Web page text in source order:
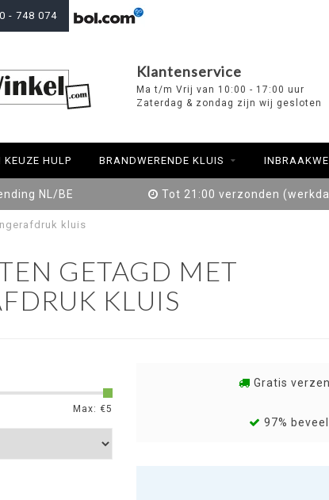
- 748 074
Klantenservice
Ma t/m Vrij van 10:00 - 17:00 uur
Zaterdag & zondag zijn wij gesloten
KEUZE HULP BRANDWERENDE KLUIS
NL/BE Tot 21:00 verzonden
kluis
GETAGD MET
KLUIS
Max: €5
Gratis
97%